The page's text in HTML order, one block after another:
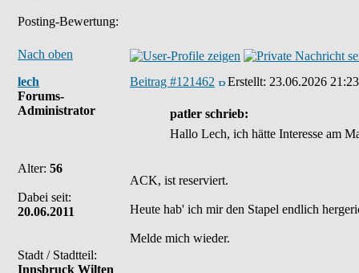
Posting-Bewertung:
Nach oben
lech
Forums-
Administrator
Alter: 56
Dabei seit:
20.06.2011
Stadt / Stadtteil:
Innsbruck Wilten
Beitrag #121462 Erstellt: 23.06.2026 21:23
patler schrieb:
Hallo Lech, ich hätte Interesse am
ACK, ist reserviert.
Heute hab' ich mir den Stapel endlich
Melde mich wieder.